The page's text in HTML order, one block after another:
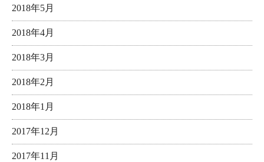
2018年5月
2018年4月
2018年3月
2018年2月
2018年1月
2017年12月
2017年11月